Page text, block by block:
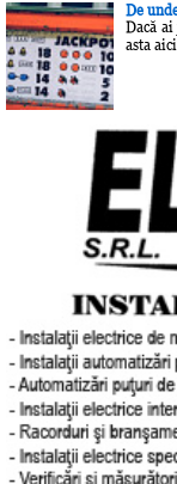
De
Dacă
asta